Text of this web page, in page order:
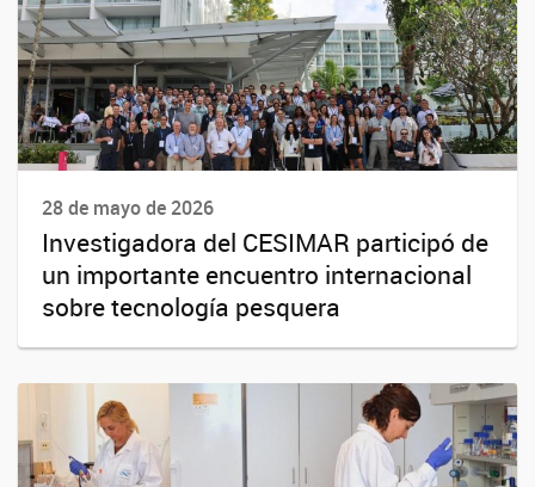
28 de mayo de 2026
Investigadora del CESIMAR participó de
un importante encuentro internacional
sobre tecnología pesquera